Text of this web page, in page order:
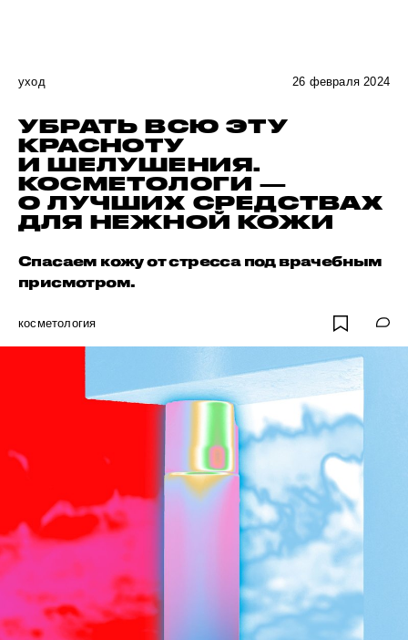
уход 26 февраля 2024
УБРАТЬ ВСЮ ЭТУ
КРАСНОТУ
И ШЕЛУШЕНИЯ.
КОСМЕТОЛОГИ —
О ЛУЧШИХ СРЕДСТВАХ
ДЛЯ НЕЖНОЙ КОЖИ
Спасаем кожу от стресса под врачебным
присмотром.
косметология